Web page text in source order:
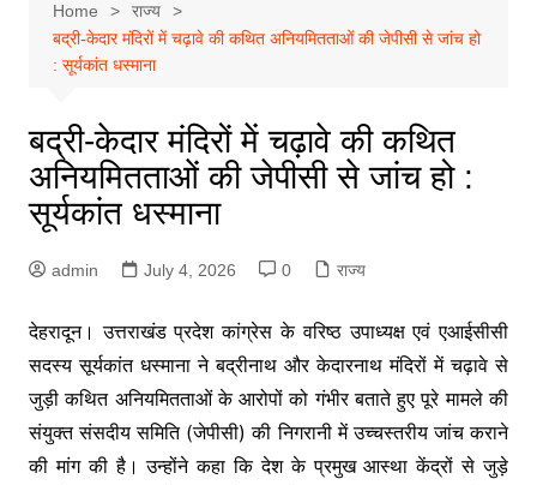
Home
राज्य
बद्री-केदार मंदिरों में चढ़ावे की कथित अनियमितताओं की जेपीसी से जांच हो
: सूर्यकांत धस्माना
बद्री-केदार मंदिरों में चढ़ावे की कथित
अनियमितताओं की जेपीसी से जांच हो :
सूर्यकांत धस्माना
admin July 4, 2026 0 राज्य
देहरादून। उत्तराखंड प्रदेश कांग्रेस के वरिष्ठ उपाध्यक्ष एवं एआईसीसी
सदस्य सूर्यकांत धस्माना ने बद्रीनाथ और केदारनाथ मंदिरों में चढ़ावे से
जुड़ी कथित अनियमितताओं के आरोपों को गंभीर बताते हुए पूरे मामले की
संयुक्त संसदीय समिति (जेपीसी) की निगरानी में उच्चस्तरीय जांच कराने
की मांग की है। उन्होंने कहा कि देश के प्रमुख आस्था केंद्रों से जुड़े